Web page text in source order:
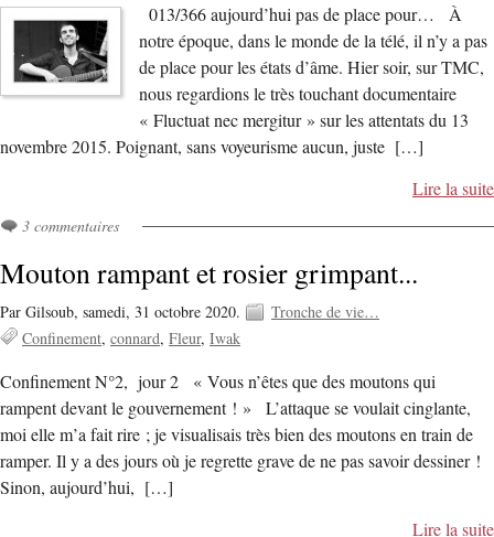
013/366 aujourd’hui pas de place pour… À
notre époque, dans le monde de la télé, il n’y a pas
de place pour les états d’âme. Hier soir, sur TMC,
nous regardions le très touchant documentaire
« Fluctuat nec mergitur » sur les attentats du 13
novembre 2015. Poignant, sans voyeurisme aucun, juste […]
Lire la suite
3 commentaires
Mouton rampant et rosier grimpant...
Par Gilsoub, samedi, 31 octobre 2020.
Tronche de vie…
Confinement connard Fleur Iwak
Confinement N°2, jour 2 « Vous n’êtes que des moutons qui
rampent devant le gouvernement ! » L’attaque se voulait cinglante,
moi elle m’a fait rire ; je visualisais très bien des moutons en train de
ramper. Il y a des jours où je regrette grave de ne pas savoir dessiner !
Sinon, aujourd’hui, […]
Lire la suite